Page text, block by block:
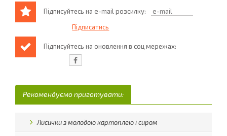
Підписуйтесь на e-mail розсилку:
Підписуйтесь на оновлення в соц мережах:
Рекомендуємо приготувати:
Лисички з молодою картоплею і сиром